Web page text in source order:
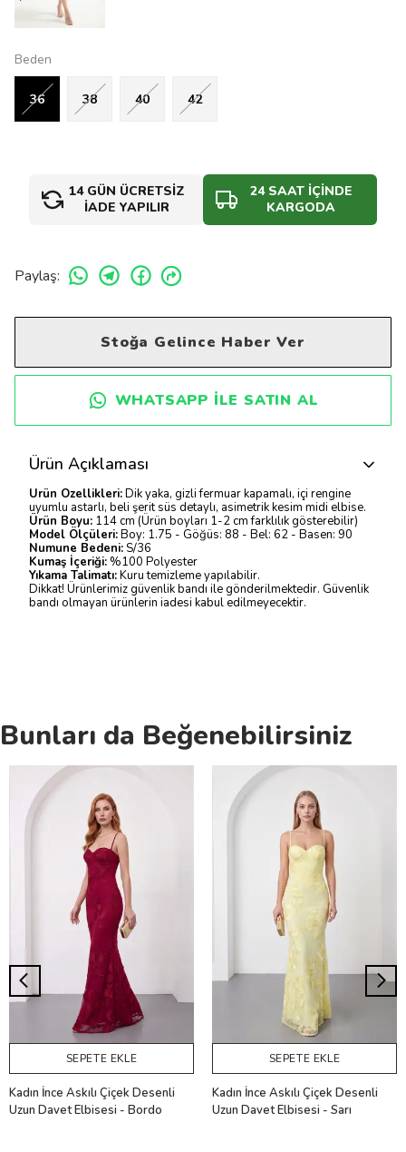
Beden
36 38 40 42
14 GÜN ÜCRETSİZ
İADE YAPILIR
24 SAAT İÇİNDE
KARGODA
Paylaş:
Stoğa Gelince Haber Ver
WHATSAPP ILE SATIN AL
Ürün Açıklaması
Ürün Özellikleri:Dik yaka, gizli fermuar kapamalı, içi rengine
uyumlu astarlı, beli şerit süs detaylı, asimetrik kesim midi elbise.
Ürün Boyu: 114 cm (Ürün boyları 1-2 cm farklılık gösterebilir)
Model Ölçüleri:Boy: 1.75 - Göğüs: 88 - Bel: 62 - Basen: 90
Numune Bedeni: S/36
Kumaş İçeriği: %100 Polyester
Yıkama Talimatı:Kuru temizleme yapılabilir.
Dikkat! Ürünlerimiz güvenlik bandı ile gönderilmektedir. Güvenlik
bandı olmayan ürünlerin iadesi kabul edilmeyecektir.
Bunları da Beğenebilirsiniz
SEPETE EKLE
Kadın İnce Askılı Çiçek Desenli
Uzun Davet Elbisesi - Bordo
SEPETE EKLE
Kadın İnce Askılı Çiçek Desenli
Uzun Davet Elbisesi - Sarı